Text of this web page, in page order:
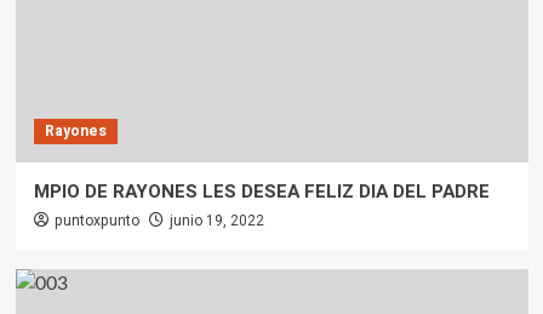
Rayones
MPIO DE RAYONES LES DESEA FELIZ DIA DEL PADRE
puntoxpunto junio 19, 2022